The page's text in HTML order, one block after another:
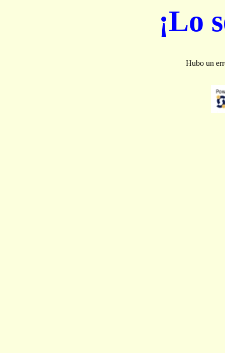
¡Lo
Hubo un